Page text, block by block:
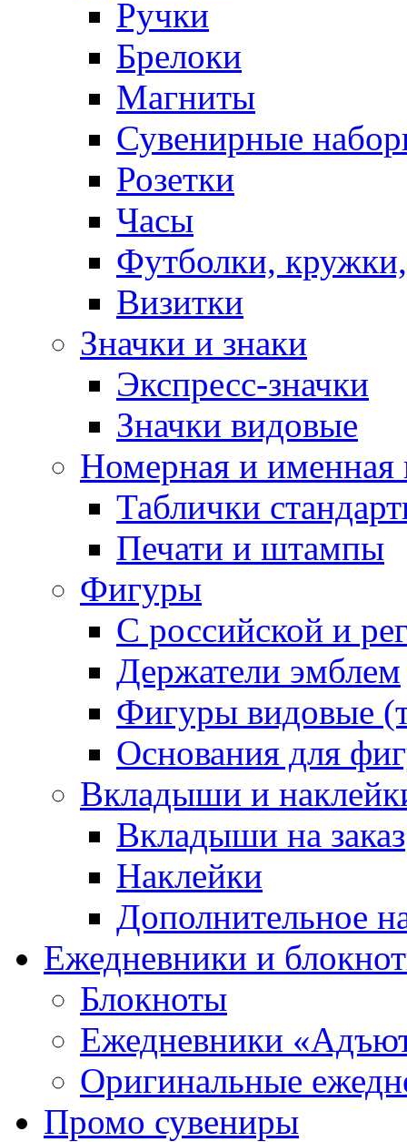
Ручки
Брелоки
Магниты
Сувенирные
Розетки
Часы
Футболки,
Визитки
Значки и знаки
Экспресс-значки
Значки видовые
Номерная и именная
Таблички
Печати и штампы
Фигуры
С российской и
Держатели эмблем
Фигуры видовые
Основания для
Вкладыши и
Вкладыши на заказ
Наклейки
Дополнительное
Ежедневники и
Блокноты
Ежедневники
Оригинальные
Промо сувениры